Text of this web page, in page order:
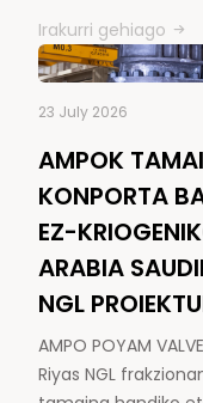
Irakurri gehiago
23 July 2026
AMPOK
KONPORTA
EZ-
ARABIA
NGL
AMPO POYAM
Riyas NGL